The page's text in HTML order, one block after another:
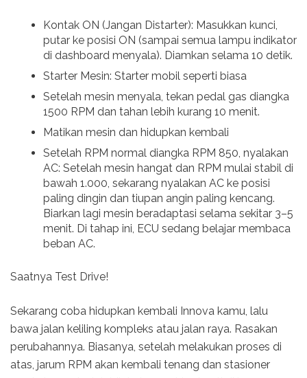
Kontak ON (Jangan Distarter): Masukkan kunci,
putar ke posisi ON (sampai semua lampu indikator
di dashboard menyala). Diamkan selama 10 detik.
Starter Mesin: Starter mobil seperti biasa
Setelah mesin menyala, tekan pedal gas diangka
1500 RPM dan tahan lebih kurang 10 menit.
Matikan mesin dan hidupkan kembali
Setelah RPM normal diangka RPM 850, nyalakan
AC: Setelah mesin hangat dan RPM mulai stabil di
bawah 1.000, sekarang nyalakan AC ke posisi
paling dingin dan tiupan angin paling kencang.
Biarkan lagi mesin beradaptasi selama sekitar 3–5
menit. Di tahap ini, ECU sedang belajar membaca
beban AC.
Saatnya Test Drive!
Sekarang coba hidupkan kembali Innova kamu, lalu
bawa jalan keliling kompleks atau jalan raya. Rasakan
perubahannya. Biasanya, setelah melakukan proses di
atas, jarum RPM akan kembali tenang dan stasioner